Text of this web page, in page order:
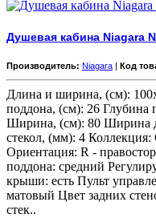
Душевая кабина Niagara
Производитель: Niagara Код
Длина и ширина, (см):
поддона, (см): 26 Глубина
Ширина, (см): 80 Ширина
стекол, (мм): 4
Ориентация: R -
поддона: средний
крыши: есть Пульт
матовый Цвет задних
стек..